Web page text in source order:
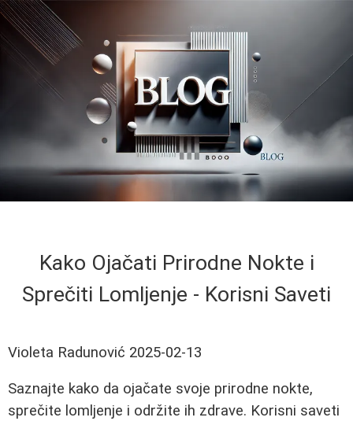
Kako Ojačati Prirodne Nokte i
Sprečiti Lomljenje - Korisni Saveti
Violeta Radunović 2025-02-13
Saznajte kako da ojačate svoje prirodne nokte,
sprečite lomljenje i održite ih zdrave. Korisni saveti